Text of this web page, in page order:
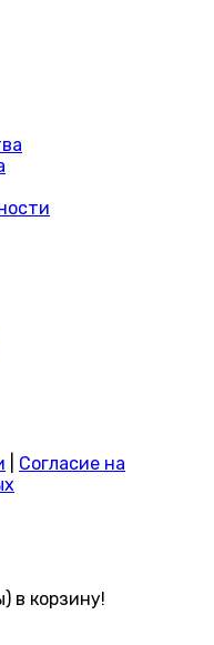
Согласие на
в корзину!